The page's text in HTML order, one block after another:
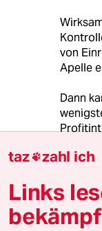
von
Apelle
Dann
Auch
taz zahl ich
Links